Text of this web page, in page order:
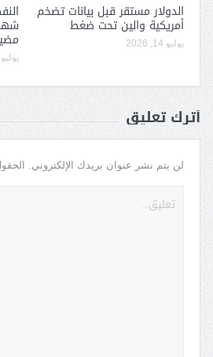
الدولار مستقر قبل بيانات تضخم
أمريكية والين تحت ضغط
يوليو 14, 2026
يوليو 14, 2026
أترك تعليق
لن يتم نشر عنوان بريدك الإلكتروني.